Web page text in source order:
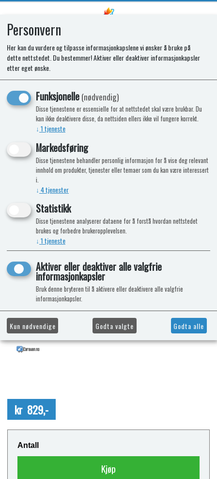
SPARES KIT - FASCIA. COCINA2
IGN. BNK. LOGO&CM
kr 829,-
Antall
Kjøp
Personvern
Her kan du vurdere og tilpasse informasjonkapslene vi ønsker å bruke på
dette nettstedet. Du bestemmer! Aktiver eller deaktiver informasjonkapsler
etter eget ønske.
Funksjonelle(nødvendig)
Disse tjenestene er essensielle for at nettstedet skal være brukbar. Du
kan ikke deaktivere disse, da nettsiden ellers ikke vil fungere korrekt.
↓ 1tjeneste
Markedsføring
Disse tjenestene behandler personlig informasjon for å vise deg relevant
innhold om produkter, tjenester eller temaer som du kan være interessert
i.
↓ 4tjenester
Statistikk
Disse tjenestene analyserer dataene for å forstå hvordan nettstedet
brukes og forbedre brukeropplevelsen.
↓ 1tjeneste
Aktiver eller deaktiver alle valgfrie
informasjonkapsler
Bruk denne bryteren til å aktivere eller deaktivere alle valgfrie
informasjonkapsler.
Kun nødvendige Godta valgte Godta alle